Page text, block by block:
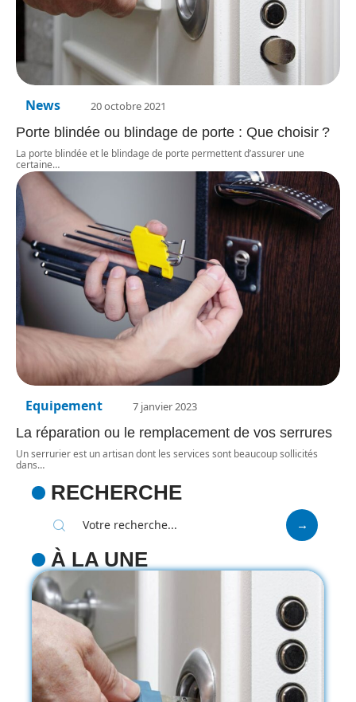
News 20 octobre 2021
Porte blindée ou blindage de porte : Que choisir ?
La porte blindée et le blindage de porte permettent d’assurer une
certaine…
Equipement 7 janvier 2023
La réparation ou le remplacement de vos serrures
Un serrurier est un artisan dont les services sont beaucoup sollicités
dans…
RECHERCHE
À LA UNE